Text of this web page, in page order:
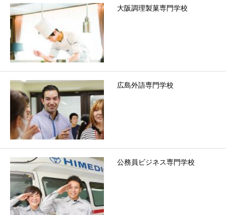
大阪調理製菓専門学校
広島外語専門学校
公務員ビジネス専門学校